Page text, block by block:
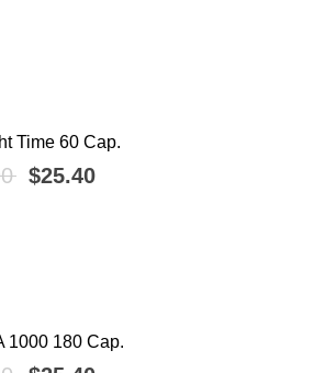
Time 60 Cap.
El precio original era: $29.90.
$25.40El precio actual es:
1000 180 Cap.